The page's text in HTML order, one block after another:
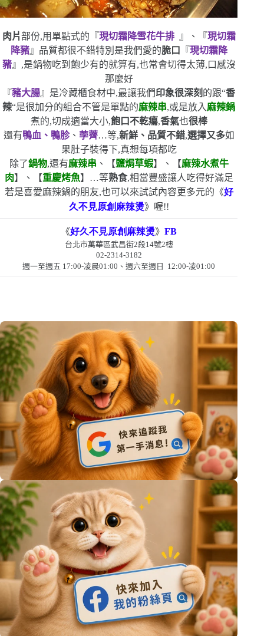
肉片部份,用單點式的『現切霜降雪花牛排 』、『現切霜
降豬』品質都很不錯特別是我們愛的脆口 『現切霜降
豬』,是鍋物吃到飽少有的就算有,也常會切得太薄,口感沒
那麼好
『豬大腸』是冷藏櫃食材中,最讓我們印象很深刻 的跟“香
辣“是很加分的組合不管是單點的麻辣串,或是放入 麻辣鍋
煮的,切成適當大小,飽口不乾癟,香氣也很棒
還有鴨血、鴨胗、 荸薺…等,新鮮、品質不錯,選擇又多如
果肚子裝得下,真想每項都吃
除了鍋物,還有麻辣串 、【鹽焗草蝦】、【麻辣水煮牛
肉】、【重慶烤魚】…等熟食,相當豐盛讓人吃得好滿足
若是喜愛麻辣鍋的朋友,也可以來試試內容更多元的《好
久不見原創麻辣燙》喔!!
《好久不見原創麻辣燙》FB
台北市萬華區武昌街2段14號2樓
02-2314-3182
週一至週五 17:00-凌晨01:00 、週六至週日 12:00-凌01:00